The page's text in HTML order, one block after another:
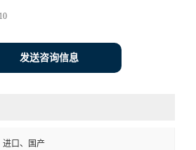
发送咨询信息
进口、国产